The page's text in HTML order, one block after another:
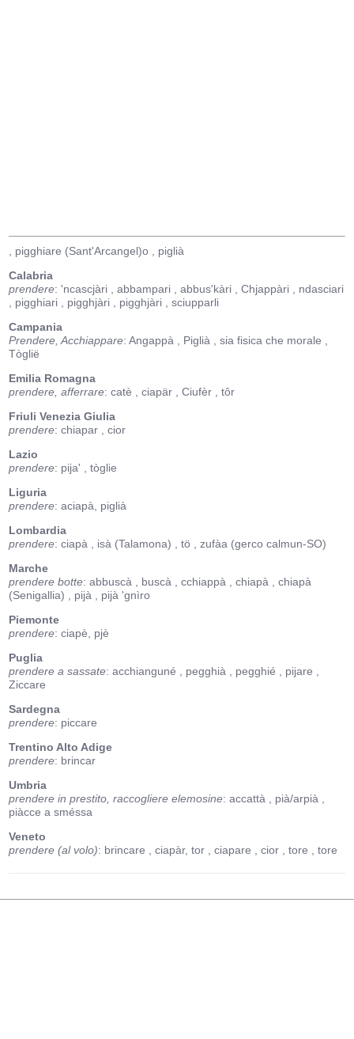
, pigghiare (Sant'Arcangel)o
, piglià
Calabria
prendere: 'ncascjàri , abbampari , abbus'kàri , Chjappàri
, ndasciari
, pigghiari
, pigghjàri , pigghjàri
, sciupparli
Campania
Prendere, Acchiappare: Angappà , Piglià , sia fisica che morale
Tòglië
Emilia Romagna
prendere, afferrare: catè , ciapär , Ciufèr
, tôr
Friuli Venezia Giulia
prendere: chiapar
, cior
Lazio
prendere: pija'
, tòglie
Liguria
prendere: aciapà, piglià
Lombardia
prendere: ciapà , isà (Talamona) , tö
, zufàa (gerco calmun-SO)
Marche
prendere botte: abbuscà , buscà , cchiappà , chiapà
, chiapà
(Senigallia)
, pijà
, pijà 'gnìro
Piemonte
prendere: ciapè, pjè
Puglia
prendere a sassate: acchianguné , pegghià , pegghié , pijare
Ziccare
Sardegna
prendere: piccare
Trentino Alto Adige
prendere: brincar
Umbria
prendere in prestito, raccogliere elemosine: accattà , pià/arpià
piàcce a sméssa
Veneto
prendere (al volo): brincare , ciapàr, tor , ciapare , cior , tore , tore